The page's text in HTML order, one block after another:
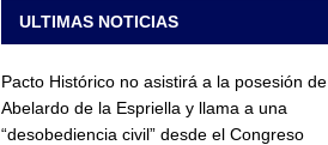
ULTIMAS NOTICIAS
Pacto Histórico no asistirá a la posesión de
Abelardo de la Espriella y llama a una
“desobediencia civil” desde el Congreso